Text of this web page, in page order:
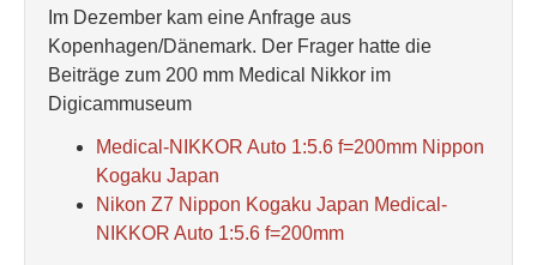
Im Dezember kam eine Anfrage aus
Kopenhagen/Dänemark. Der Frager hatte die
Beiträge zum 200 mm Medical Nikkor im
Digicammuseum
Medical-NIKKOR Auto 1:5.6 f=200mm Nippon
Kogaku Japan
Nikon Z7 Nippon Kogaku Japan Medical-
NIKKOR Auto 1:5.6 f=200mm